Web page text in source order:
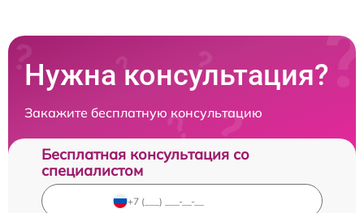
Нужна консультация?
Закажите бесплатную консультацию
Бесплатная консультация со
специалистом